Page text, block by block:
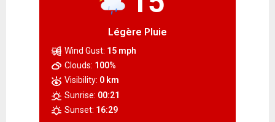
Légère Pluie
Wind Gust: 15 mph
Clouds: 100%
Visibility: 0 km
Sunrise: 00:21
Sunset: 16:29